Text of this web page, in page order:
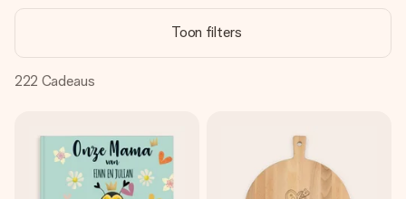
Je maakt in een paar stappen iets unieks – met haar naam,
jullie foto of een boodschap die raakt. Zonder gedoe, maar
met alle aandacht voor het moment.
Toon filters
222 Cadeaus